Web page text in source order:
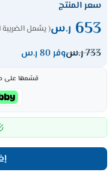
سعر المنتج
653 ر.س( يشمل الضريبة
733ر.سوفر 80 ر.س
قسّمها على